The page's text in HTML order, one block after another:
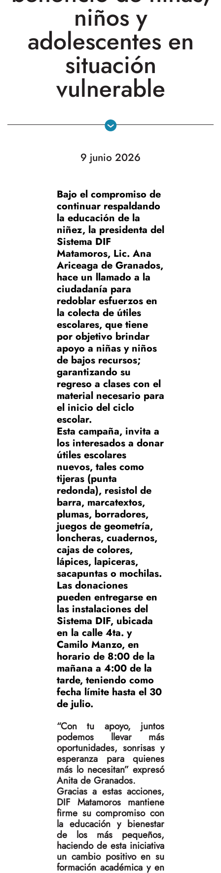
niños y
adolescentes en
situación
vulnerable
9 junio 2026
Bajo el compromiso de
continuar respaldando
la educación de la
niñez, la presidenta del
Sistema DIF
Matamoros, Lic. Ana
Ariceaga de Granados,
hace un llamado a la
ciudadanía para
redoblar esfuerzos en
la colecta de útiles
escolares, que tiene
por objetivo brindar
apoyo a niñas y niños
de bajos recursos;
garantizando su
regreso a clases con el
material necesario para
el inicio del ciclo
escolar.
Esta campaña, invita a
los interesados a donar
útiles escolares
nuevos, tales como
tijeras (punta
redonda), resistol de
barra, marcatextos,
plumas, borradores,
juegos de geometría,
loncheras, cuadernos,
cajas de colores,
lápices, lapiceras,
sacapuntas o mochilas.
Las donaciones
pueden entregarse en
las instalaciones del
Sistema DIF, ubicada
en la calle 4ta. y
Camilo Manzo, en
horario de 8:00 de la
mañana a 4:00 de la
tarde, teniendo como
fecha límite hasta el 30
de julio.
“Con tu apoyo, juntos
podemos llevar más
oportunidades, sonrisas y
esperanza para quienes
más lo necesitan” expresó
Anita de Granados.
Gracias a estas acciones,
DIF Matamoros mantiene
firme su compromiso con
la educación y bienestar
de los más pequeños,
haciendo de esta iniciativa
un cambio positivo en su
formación académica y en